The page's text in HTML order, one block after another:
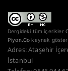
Dergideki tüm içerikler
Piyon.Co kaynak
Adres: Ataşehir
İstanbul